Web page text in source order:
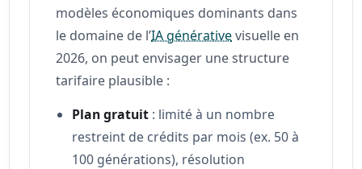
modèles économiques dominants dans
le domaine de l’IA générativevisuelle en
2026, on peut envisager une structure
tarifaire plausible :
Plan gratuit : limité à un nombre
restreint de crédits par mois (ex. 50 à
100 générations), résolution